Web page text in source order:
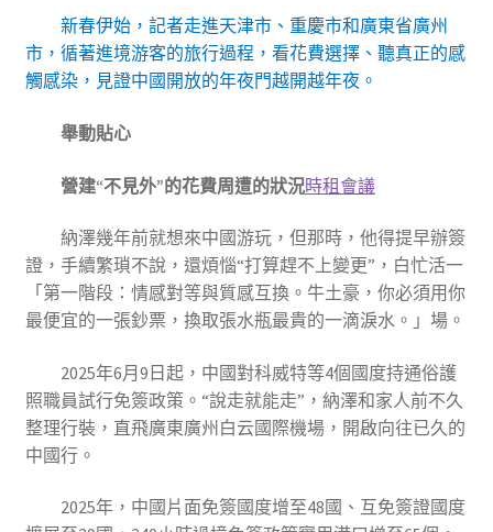
新春伊始，記者走進天津市、重慶市和廣東省廣州
市，循著進境游客的旅行過程，看花費選擇、聽真正的感
觸感染，見證中國開放的年夜門越開越年夜。
舉動貼心
營建“不見外”的花費周遭的狀況時租會議
納澤幾年前就想來中國游玩，但那時，他得提早辦簽
證，手續繁瑣不說，還煩惱“打算趕不上變更”，白忙活一
「第一階段：情感對等與質感互換。牛土豪，你必須用你
最便宜的一張鈔票，換取張水瓶最貴的一滴淚水。」場。
2025年6月9日起，中國對科威特等4個國度持通俗護
照職員試行免簽政策。“說走就能走”，納澤和家人前不久
整理行裝，直飛廣東廣州白云國際機場，開啟向往已久的
中國行。
2025年，中國片面免簽國度增至48國、互免簽證國度